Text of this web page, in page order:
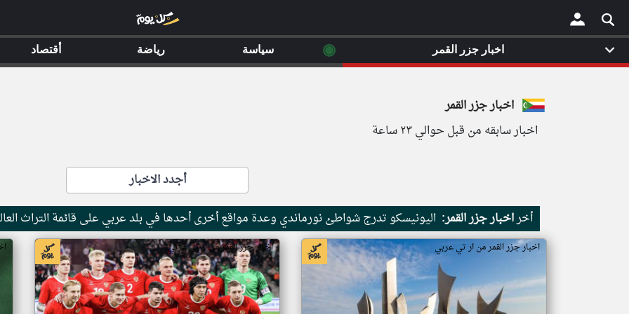
×
اخبار جزر القمر
اخبار سابقه من قبل حوالي ٢٣ ساعة
أجدد الاخبار
أخراخبار جزر القمر: اليونيسكو تدرج شواطئ نورماندي وعدة مواقع أخرى أحدها في بلد عربي على قائمة التراث
اخبار جزر القمر من ار تي عربي اخبار جزر القمر من ار تي عربي
اخبار جزر القمر ◉ سياسة رياضة أقتصاد